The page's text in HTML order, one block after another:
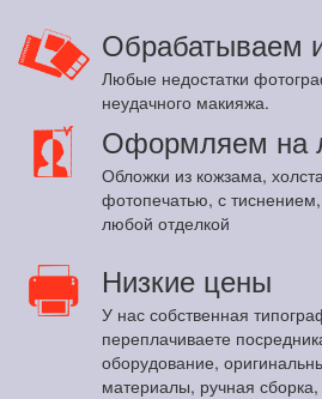
Обрабатываем
Любые недостатки
неудачного макияжа.
Оформляем на
Обложки из кожзама,
фотопечатью, с
любой отделкой
Низкие цены
У нас собственная
переплачиваете
оборудование,
материалы, ручная сборка,